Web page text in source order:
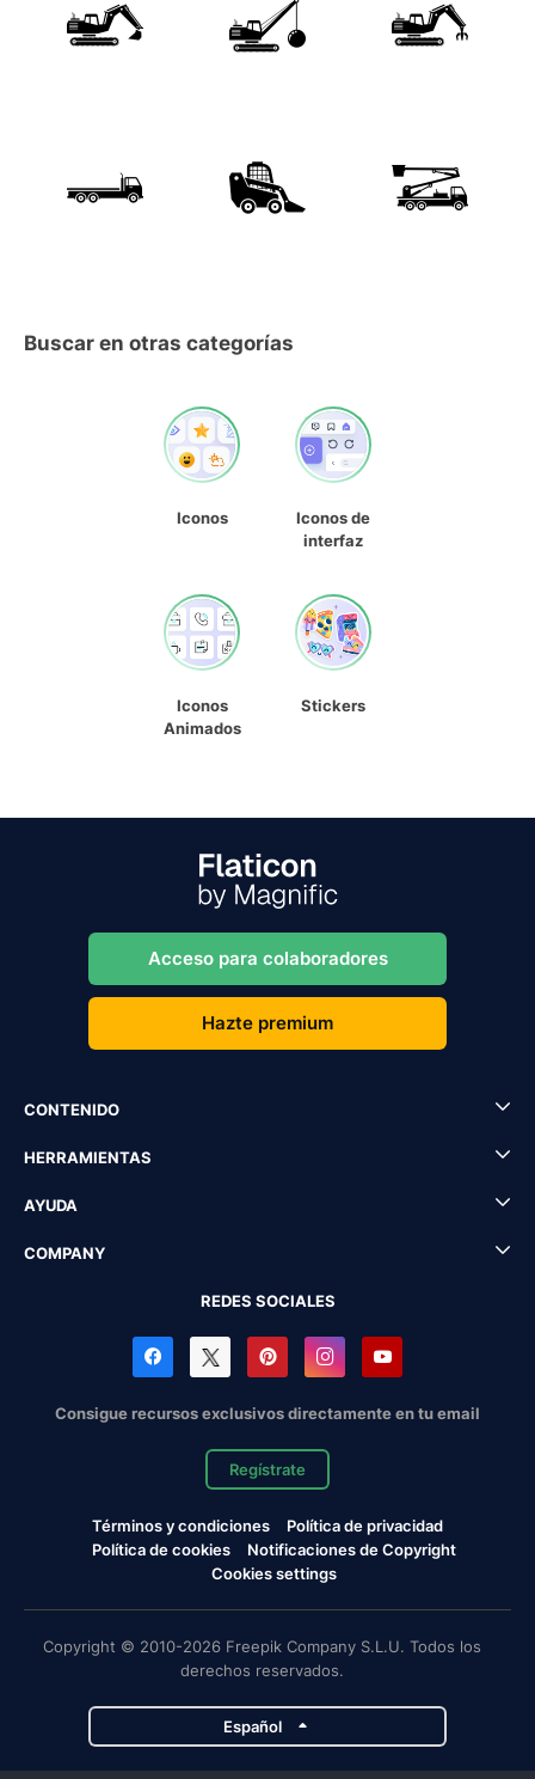
Buscar en otras categorías
Iconos
Iconos de
interfaz
Iconos
Animados
Stickers
Acceso para colaboradores
Hazte premium
CONTENIDO
HERRAMIENTAS
AYUDA
COMPANY
REDES SOCIALES
Consigue recursos exclusivos directamente en tu email
Regístrate
Términos y condiciones
Política de privacidad
Política de cookies
Notificaciones de Copyright
Cookies settings
Copyright © 2010-2026 Freepik Company S.L.U. Todos los
derechos reservados.
Español